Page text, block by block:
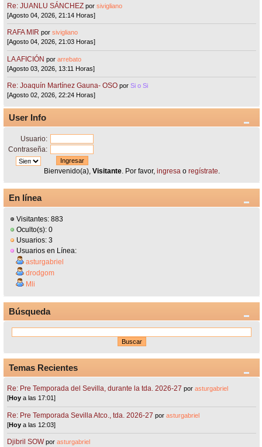
Re: JUANLU SÁNCHEZ porsivigliano
[Agosto 04, 2026, 21:14 Horas]
RAFA MIR porsivigliano
[Agosto 04, 2026, 21:03 Horas]
LA AFICIÓN porarrebato
[Agosto 03, 2026, 13:11 Horas]
Re: Joaquín Martínez Gauna- OSO porSi o Si
[Agosto 02, 2026, 22:24 Horas]
User Info
Usuario:
Contraseña:
Bienvenido(a), Visitante. Por favor, ingresao regístrate.
En línea
Visitantes: 883
Oculto(s): 0
Usuarios: 3
Usuarios en Línea:
asturgabriel
drodgom
Mli
Búsqueda
Temas Recientes
Re: Pre Temporada del Sevilla, durante la tda. 2026-27 porasturgabriel
[Hoy a las 17:01]
Re: Pre Temporada Sevilla Atco., tda. 2026-27 porasturgabriel
[Hoy a las 12:03]
Djibril SOW porasturgabriel